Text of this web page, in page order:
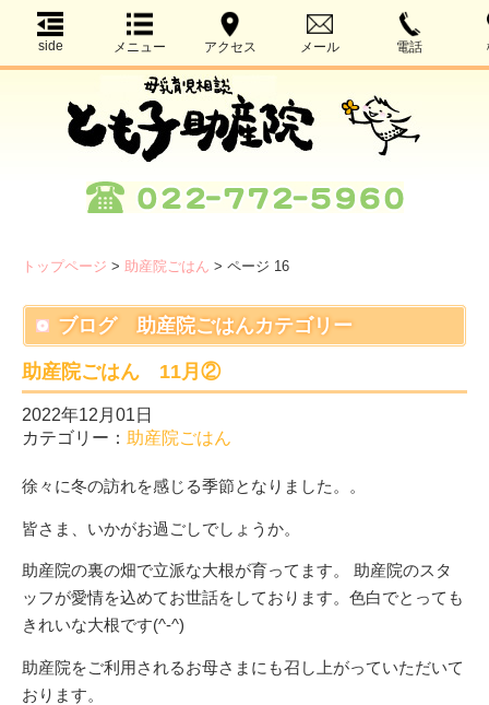
side メニュー アクセス メール 電話
トップページ > 助産院ごはん > ページ 16
ブログ 助産院ごはんカテゴリー
助産院ごはん 11月②
2022年12月01日
カテゴリー： 助産院ごはん
徐々に冬の訪れを感じる季節となりました。。
皆さま、いかがお過ごしでしょうか。
助産院の裏の畑で立派な大根が育ってます。 助産院のスタ
ッフが愛情を込めてお世話をしております。色白でとっても
きれいな大根です(^-^)
助産院をご利用されるお母さまにも召し上がっていただいて
おります。